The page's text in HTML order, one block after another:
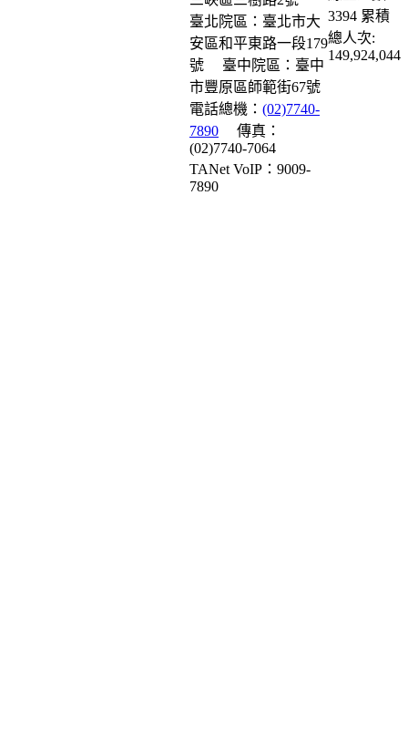
臺北院區：臺北市大
安區和平東路一段179
號
臺中院區：臺中
市豐原區師範街67號
電話總機： (02)7740-
7890
傳真：
(02)7740-7064
TANet VoIP：9009-
7890
3394 累積
總人次:
149,924,044